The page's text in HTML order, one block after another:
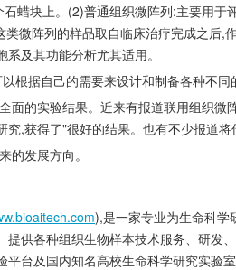
蜡块上。(2)普通组织微阵列:主要用
微阵列的样品取自临床治疗完成之后
及其功能分析尤其适用。
根据自己的需要来设计和制备各种不同
面的实验结果。近来有报道联用组织
,获得了"很好的结果。也有不少报道
的发展方向。
),是一家专业为生命科学
供各种组织生物样本技术服务、研
台及国内知名高校生命科学研究实验